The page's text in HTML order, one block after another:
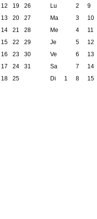
12 19
26
13 20
27
14 21
28
15 22
29
16 23
30
17 24
31
18 25
Lu
2 9
Ma
3 10
Me
4 11
Je
5 12
Ve
6 13
Sa
7 14
Di
1 8 15